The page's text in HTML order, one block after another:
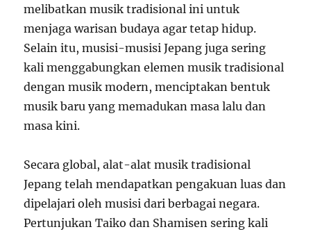
melibatkan musik tradisional ini untuk
menjaga warisan budaya agar tetap hidup.
Selain itu, musisi-musisi Jepang juga sering
kali menggabungkan elemen musik tradisional
dengan musik modern, menciptakan bentuk
musik baru yang memadukan masa lalu dan
masa kini.
Secara global, alat-alat musik tradisional
Jepang telah mendapatkan pengakuan luas dan
dipelajari oleh musisi dari berbagai negara.
Pertunjukan Taiko dan Shamisen sering kali